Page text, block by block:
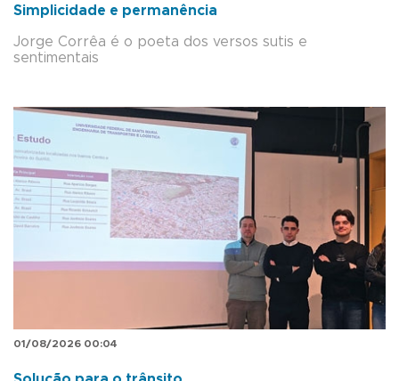
Simplicidade e permanência
Jorge Corrêa é o poeta dos versos sutis e
sentimentais
01/08/2026 00:04